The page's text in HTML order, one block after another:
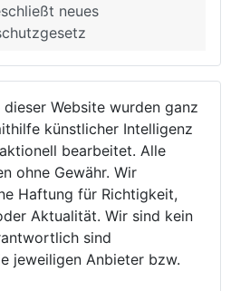
neues
dieser Website wurden ganz
künstlicher Intelligenz
bearbeitet. Alle
ohne Gewähr. Wir
Haftung für Richtigkeit,
Aktualität. Wir sind kein
sind
jeweiligen Anbieter bzw.